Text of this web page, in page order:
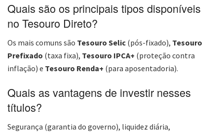
Quais são os principais tipos disponíveis
no Tesouro Direto?
Os mais comuns são Tesouro Selic (pós-fixado), Tesouro
Prefixado (taxa fixa), Tesouro IPCA+ (proteção contra
inflação) e Tesouro Renda+ (para aposentadoria).
Quais as vantagens de investir nesses
títulos?
Segurança (garantia do governo), liquidez diária,